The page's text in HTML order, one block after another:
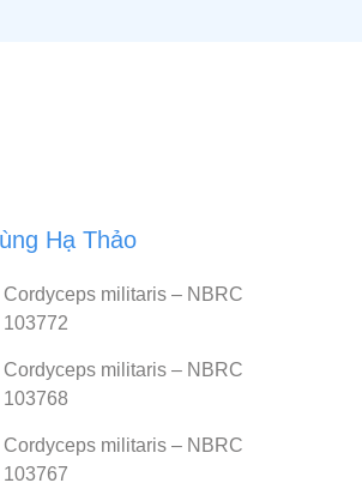
Hạ Thảo
Cordyceps militaris – NBRC
103772
Cordyceps militaris – NBRC
103768
Cordyceps militaris – NBRC
103767